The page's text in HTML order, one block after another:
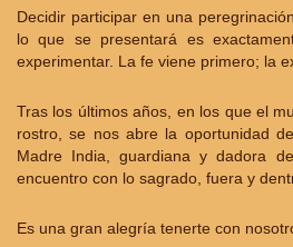
Decidir participar en una
lo que se presentará es
experimentar. La fe viene primero; la
Tras los últimos años, en los que el
rostro, se nos abre la oportunidad
Madre India, guardiana y dadora
encuentro con lo sagrado, fuera y
Es una gran alegría tenerte con